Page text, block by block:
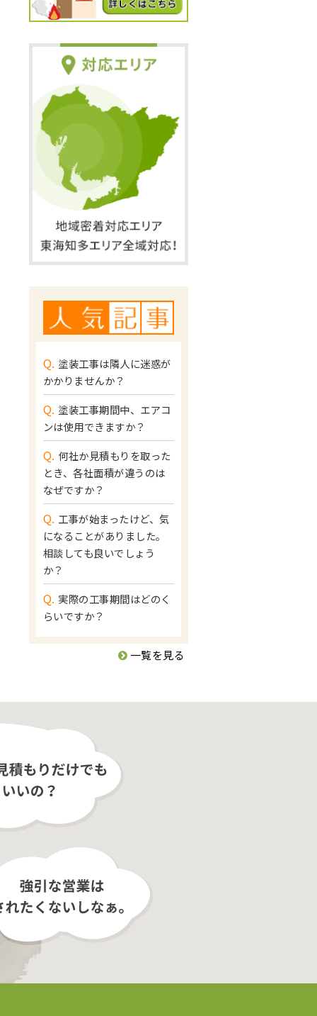
Q. 塗装工事は隣人に迷惑が
かかりませんか？
Q. 塗装工事期間中、エアコ
ンは使用できますか？
Q. 何社か見積もりを取った
とき、各社面積が違うのは
なぜですか？
Q. 工事が始まったけど、気
になることがありました。
相談しても良いでしょう
か？
Q. 実際の工事期間はどのく
らいですか？
一覧を見る